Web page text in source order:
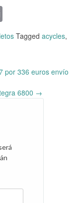
Tagged acycles,
por 336 euros envío
6800 →